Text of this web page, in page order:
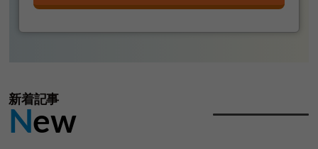
新着記事
New